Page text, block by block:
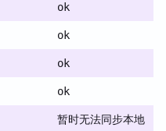
ok
ok
ok
ok
暂时无法同步本地